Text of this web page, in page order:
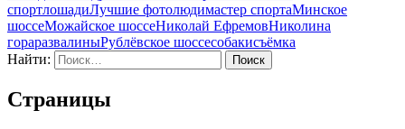
спортлошадиЛучшие фотолюдимастер спортаМинское
шоссеМожайское шоссеНиколай ЕфремовНиколина
гораразвалиныРублёвское шоссесобакисъёмка
Найти:
Страницы